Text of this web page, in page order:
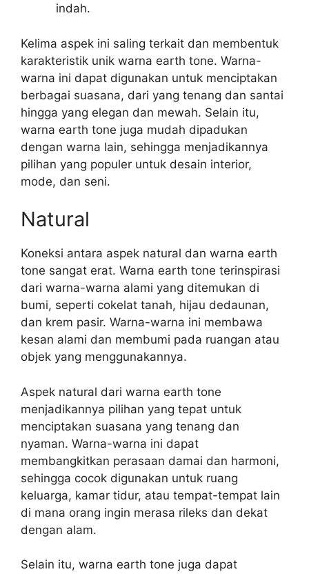
indah.
Kelima aspek ini saling terkait dan membentuk
karakteristik unik warna earth tone. Warna-
warna ini dapat digunakan untuk menciptakan
berbagai suasana, dari yang tenang dan santai
hingga yang elegan dan mewah. Selain itu,
warna earth tone juga mudah dipadukan
dengan warna lain, sehingga menjadikannya
pilihan yang populer untuk desain interior,
mode, dan seni.
Natural
Koneksi antara aspek natural dan warna earth
tone sangat erat. Warna earth tone terinspirasi
dari warna-warna alami yang ditemukan di
bumi, seperti cokelat tanah, hijau dedaunan,
dan krem pasir. Warna-warna ini membawa
kesan alami dan membumi pada ruangan atau
objek yang menggunakannya.
Aspek natural dari warna earth tone
menjadikannya pilihan yang tepat untuk
menciptakan suasana yang tenang dan
nyaman. Warna-warna ini dapat
membangkitkan perasaan damai dan harmoni,
sehingga cocok digunakan untuk ruang
keluarga, kamar tidur, atau tempat-tempat lain
di mana orang ingin merasa rileks dan dekat
dengan alam.
Selain itu, warna earth tone juga dapat